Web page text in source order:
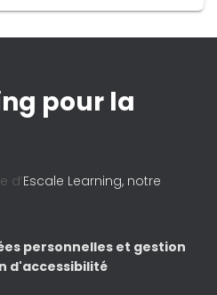
pour la
d’Escale Learning, notre
personnelles et gestion
d'accessibilité